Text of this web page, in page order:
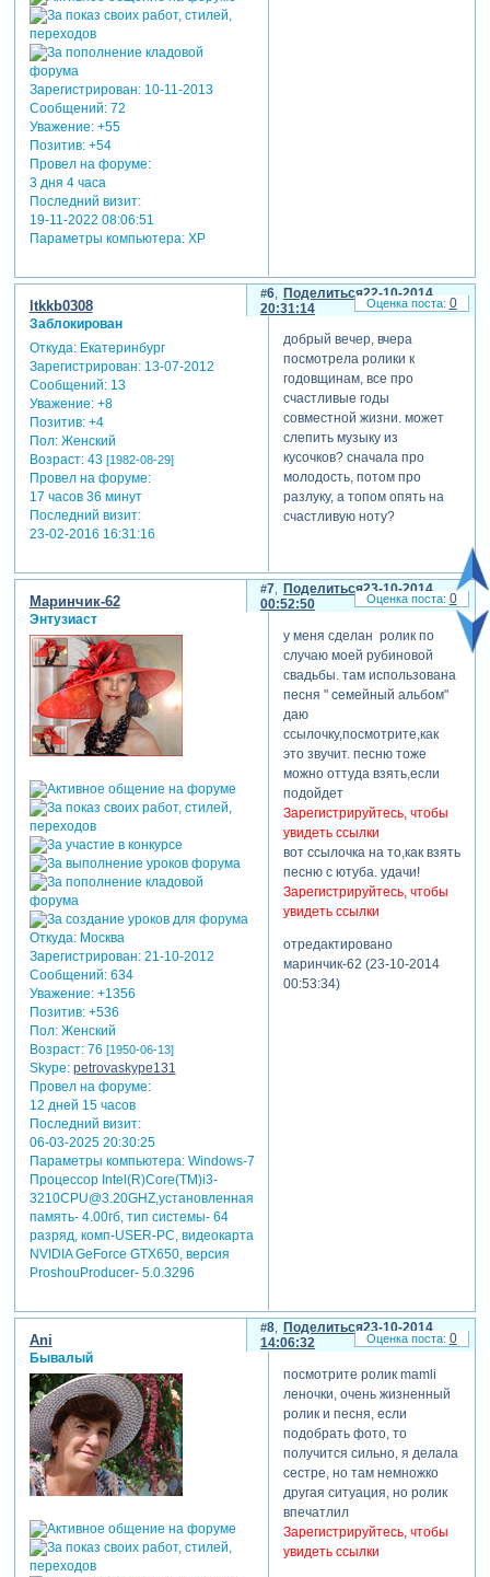
Зарегистрирован: 10-11-2013
Сообщений:72
Уважение: +55
Позитив: +54
Провел на форуме:
3 дня 4 часа
Последний визит:
19-11-2022 08:06:51
Параметры компьютера:XP
Поделиться
6
22-10-2014
20:31:14
ltkkb0308
Заблокирован
Откуда:Екатеринбург
Зарегистрирован: 13-07-2012
Сообщений:13
Уважение: +8
Позитив: +4
Пол:Женский
Возраст:43 [1982-08-29]
Провел на форуме:
17 часов 36 минут
Последний визит:
23-02-2016 16:31:16
добрый вечер, вчера
посмотрела ролики к
годовщинам, все про
счастливые годы
совместной жизни. может
слепить музыку из
кусочков? сначала про
молодость, потом про
разлуку, а топом опять на
счастливую ноту?
0
Поделиться
7
23-10-2014
00:52:50
Маринчик-62
Энтузиаст
Откуда:Москва
Зарегистрирован: 21-10-2012
Сообщений:634
Уважение: +1356
Позитив: +536
Пол:Женский
Возраст:76 [1950-06-13]
Skype: petrovaskype131
Провел на форуме:
12 дней 15 часов
Последний визит:
06-03-2025 20:30:25
Параметры компьютера:Windows-7
Процессор Intel(R)Core(TM)i3-
3210CPU@3.20GHZ,установленная
память- 4.00гб, тип системы- 64
разряд, комп-USER-PC, видеокарта
NVIDIA GeForce GTX650, версия
ProshouProducer- 5.0.3296
у меня сделан ролик по
случаю моей рубиновой
свадьбы. там использована
песня " семейный альбом"
даю
ссылочку,посмотрите,как
это звучит. песню тоже
можно оттуда взять,если
подойдет
Зарегистрируйтесь, чтобы
увидеть ссылки
вот ссылочка на то,как взять
песню с ютуба. удачи!
Зарегистрируйтесь, чтобы
увидеть ссылки
отредактировано
маринчик-62 (23-10-2014
00:53:34)
0
Поделиться
8
23-10-2014
14:06:32
Ani
Бывалый
посмотрите ролик mamli
леночки, очень жизненный
ролик и песня, если
подобрать фото, то
получится сильно, я делала
сестре, но там немножко
другая ситуация, но ролик
впечатлил
Зарегистрируйтесь, чтобы
увидеть ссылки
0